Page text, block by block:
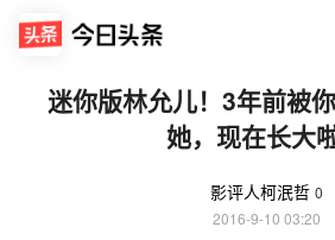
迷你版林允儿！3年前被
她，现在长大啦
影评人柯泯哲 0
2016-9-10 03:20